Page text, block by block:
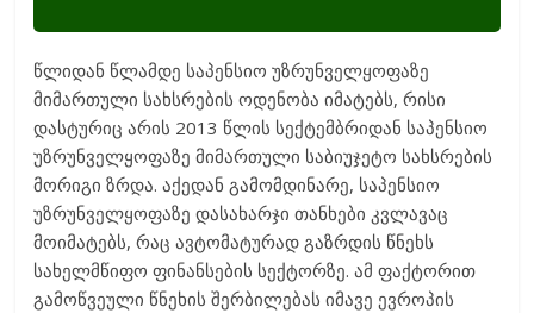
წლიდან წლამდე საპენსიო უზრუნველყოფაზე
მიმართული სახსრების ოდენობა იმატებს, რისი
დასტურიც არის 2013 წლის სექტემბრიდან საპენსიო
უზრუნველყოფაზე მიმართული საბიუჯეტო სახსრების
მორიგი ზრდა. აქედან გამომდინარე, საპენსიო
უზრუნველყოფაზე დასახარჯი თანხები კვლავაც
მოიმატებს, რაც ავტომატურად გაზრდის წნეხს
სახელმწიფო ფინანსების სექტორზე. ამ ფაქტორით
გამოწვეული წნეხის შერბილებას იმავე ევროპის